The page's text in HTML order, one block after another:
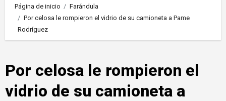
Página de inicio
Farándula
Por celosa le rompieron el vidrio de su camioneta a Pame
Rodríguez
Por celosa le rompieron el
vidrio de su camioneta a